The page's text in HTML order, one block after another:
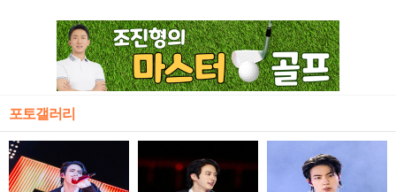
포토갤러리